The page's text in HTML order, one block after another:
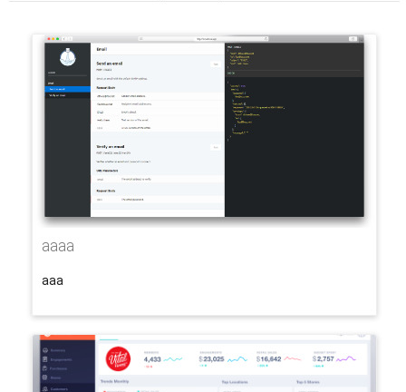
aaaa
aaa